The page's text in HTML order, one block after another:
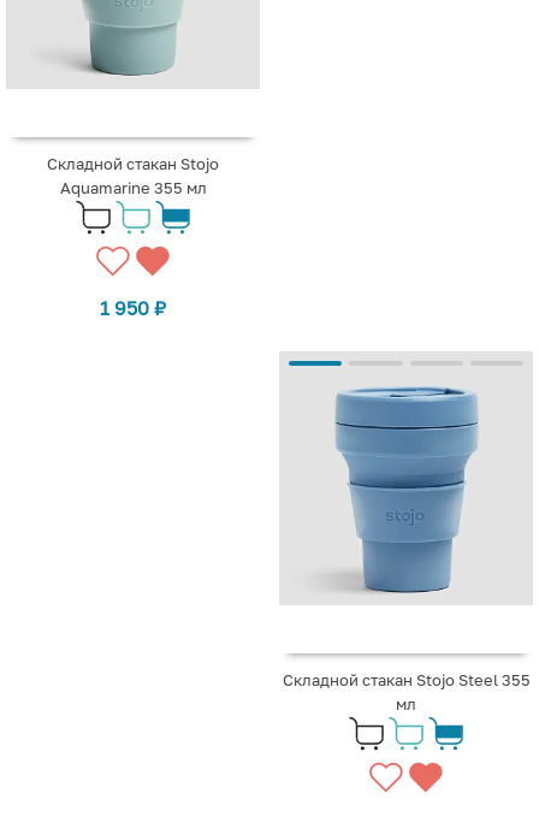
Складной стакан Stojo
Aquamarine 355 мл
1 950 ₽
Складной стакан Stojo Steel 355
мл